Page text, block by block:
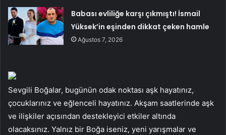
Babası evliliğe karşı çıkmıştı! İsmail
Yüksek’in eşinden dikkat çeken hamle
Ağustos 7, 2026
Sevgili Boğalar, bugünün odak noktası aşk hayatınız,
çocuklarınız ve eğlenceli hayatınız. Akşam saatlerinde aşk
ve ilişkiler açısından destekleyici etkiler altında
olacaksınız. Yalnız bir Boğa iseniz, yeni yarışmalar ve